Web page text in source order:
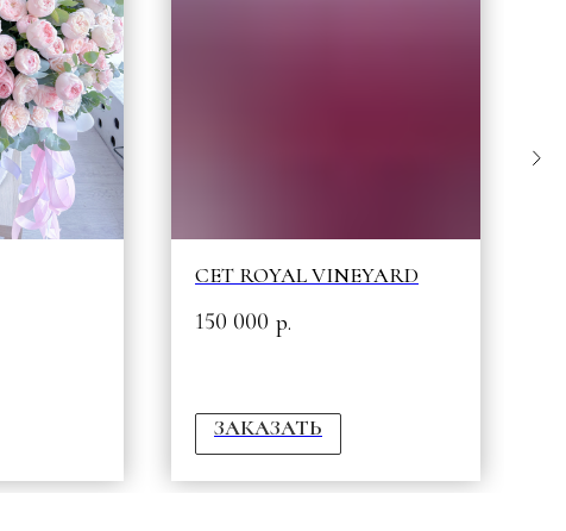
СЕТ ROYAL VINEYARD
150 000 р.
ЗАКАЗАТЬ